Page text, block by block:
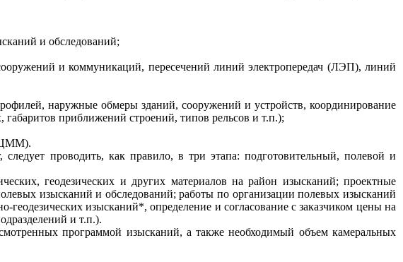
и обследований;
и коммуникаций, пересечений линий электропередач (ЛЭП), линий
наружные обмеры зданий, сооружений и устройств, координирование
приближений строений, типов рельсов и т.п.);
(ЦММ).
проводить, как правило, в три этапа: подготовительный, полевой и
геодезических и других материалов на район изысканий; проектные
изысканий и обследований; работы по организации полевых изысканий
геодезических изысканий*, определение и согласование с заказчиком цены на
и т.п.).
программой изысканий, а также необходимый объем камеральных